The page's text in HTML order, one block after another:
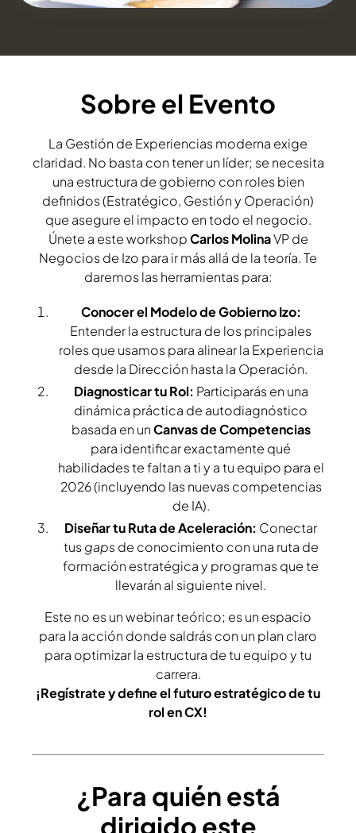
Sobre el Evento
La Gestión de Experiencias moderna exige
claridad. No basta con tener un líder; se necesita
una estructura de gobierno con roles bien
definidos (Estratégico, Gestión y Operación)
que asegure el impacto en todo el negocio.
Únete a este workshopCarlos MolinaVP de
Negocios de Izo para ir más allá de la teoría. Te
daremos las herramientas para:
Conocer el Modelo de Gobierno Izo:
Entender la estructura de los principales
roles que usamos para alinear la Experiencia
desde la Dirección hasta la Operación.
Diagnosticar tu Rol: Participarás en una
dinámica práctica de autodiagnóstico
basada en unCanvas de Competencias
para identificar exactamente qué
habilidades te faltan a ti y a tu equipo para el
2026 (incluyendo las nuevas competencias
de IA).
Diseñar tu Ruta de Aceleración: Conectar
tusgaps de conocimiento con una ruta de
formación estratégica y programas que te
llevarán al siguiente nivel.
Este no es un webinar teórico; es un espacio
para la acción donde saldrás con un plan claro
para optimizar la estructura de tu equipo y tu
carrera.
¡Regístrate y define el futuro estratégico de tu
rol en CX!
¿Para quién está
dirigido este